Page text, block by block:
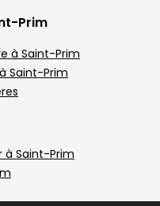
Prim
à Saint-Prim
Saint-Prim
à Saint-Prim